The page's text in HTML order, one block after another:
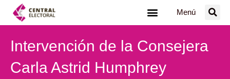
Menú
Intervención de la Consejera
Carla Astrid Humphrey